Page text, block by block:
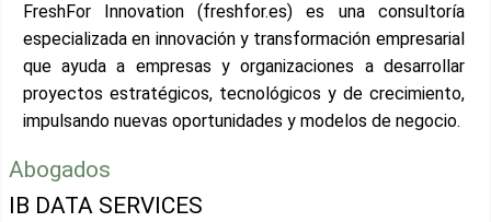
FreshFor Innovation (freshfor.es) es una consultoría
especializada en innovación y transformación empresarial
que ayuda a empresas y organizaciones a desarrollar
proyectos estratégicos, tecnológicos y de crecimiento,
impulsando nuevas oportunidades y modelos de negocio.
Abogados
IB DATA SERVICES